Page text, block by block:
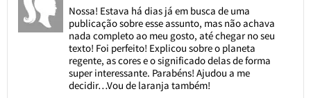
Nossa! Estava há dias já em busca de uma
publicação sobre esse assunto, mas não achava
nada completo ao meu gosto, até chegar no seu
texto! Foi perfeito! Explicou sobre o planeta
regente, as cores e o significado delas de forma
super interessante. Parabéns! Ajudou a me
decidir…Vou de laranja também!